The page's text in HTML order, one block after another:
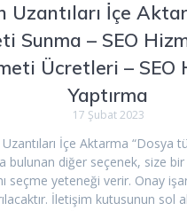
Uzantıları İçe
Sunma – SEO
Ücretleri – SEO
Yaptırma
17 Şubat 2023
İçe Aktarma “Dosya
bulunan diğer seçenek, size
seçme yeteneği verir. Onay
İletişim kutusunun sol